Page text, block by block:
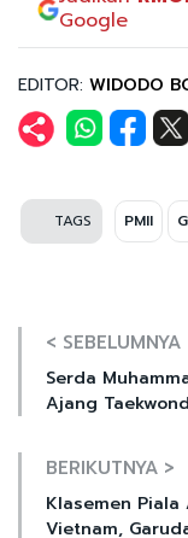
Google
EDITOR: WIDODO
TAGS PMII
< SEBELUMNYA
Serda
Ajang
BERIKUTNYA >
Klasemen Piala
Vietnam,